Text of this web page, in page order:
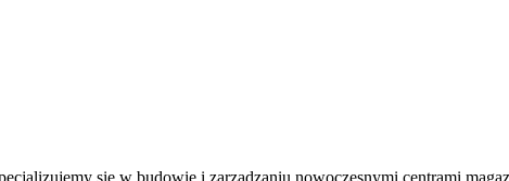
się w budowie i zarządzaniu nowoczesnymi centrami